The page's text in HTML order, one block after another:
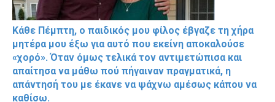
Κάθε Πέμπτη, ο παιδικός μου φίλος έβγαζε τη χήρα
μητέρα μου έξω για αυτό που εκείνη αποκαλούσε
«χορό». Όταν όμως τελικά τον αντιμετώπισα και
απαίτησα να μάθω πού πήγαιναν πραγματικά, η
απάντησή του με έκανε να ψάχνω αμέσως κάπου να
καθίσω.